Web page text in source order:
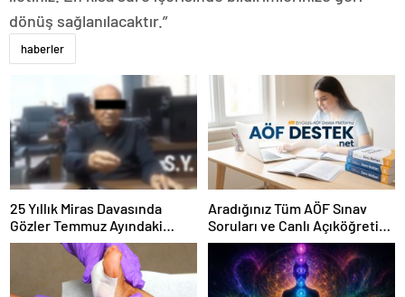
dönüş sağlanılacaktır.”
haberler
25 Yıllık Miras Davasında
Gözler Temmuz Ayındaki
Karar Duruşmasına Çevrildi
Aradığınız Tüm AÖF Sınav
Soruları ve Canlı Açıköğretim
Forumu Burada